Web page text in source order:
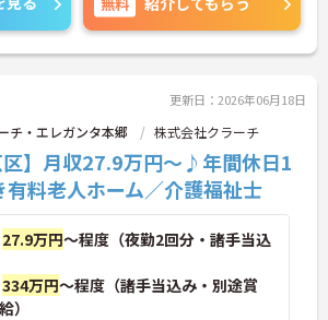
ださい。
更新日：2026年06月18日
チ・エレガンタ本郷 株式会社クラーチ
区】月収27.9万円～♪年間休日1
料老人ホーム／介護福祉士
27.9万円～程度（夜勤2回分・諸手当込
334万円～程度（諸手当込み・別途賞
）